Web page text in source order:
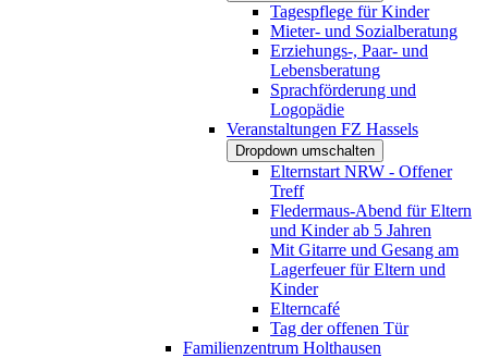
Tagespflege für Kinder
Mieter- und Sozialberatung
Erziehungs-, Paar- und
Lebensberatung
Sprachförderung und
Logopädie
Veranstaltungen FZ Hassels
Dropdown umschalten
Elternstart NRW - Offener
Treff
Fledermaus-Abend für Eltern
und Kinder ab 5 Jahren
Mit Gitarre und Gesang am
Lagerfeuer für Eltern und
Kinder
Elterncafé
Tag der offenen Tür
Familienzentrum Holthausen